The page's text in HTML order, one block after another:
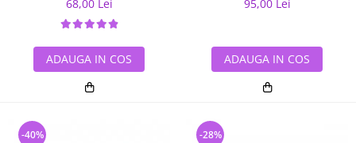
68,00 Lei
ADAUGA IN COS
95,00 Lei
ADAUGA IN COS
-40% -28%